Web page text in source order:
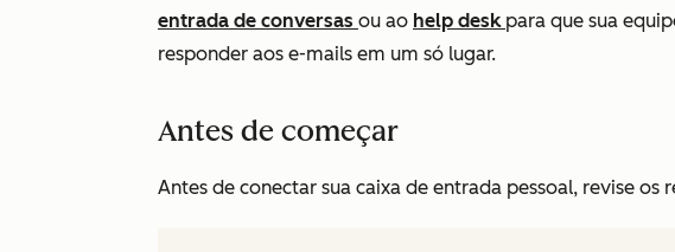
entrada de conversas ou ao help desk para que sua
responder aos e-mails em um só lugar.
Antes de começar
Antes de conectar sua caixa de entrada pessoal, revise os